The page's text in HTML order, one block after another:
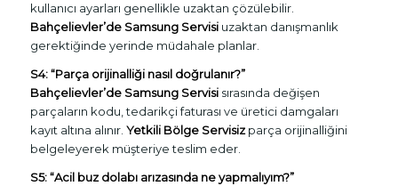
kullanıcı ayarları genellikle uzaktan çözülebilir.
Bahçelievler’de Samsung Servisiuzaktan danışmanlık
gerektiğinde yerinde müdahale planlar.
S4: “Parça orijinalliği nasıl doğrulanır?”
Bahçelievler’de Samsung Servisisırasında değişen
parçaların kodu, tedarikçi faturası ve üretici damgaları
kayıt altına alınır. Yetkili Bölge Servisizparça orijinalliğini
belgeleyerek müşteriye teslim eder.
S5: “Acil buz dolabı arızasında ne yapmalıyım?”